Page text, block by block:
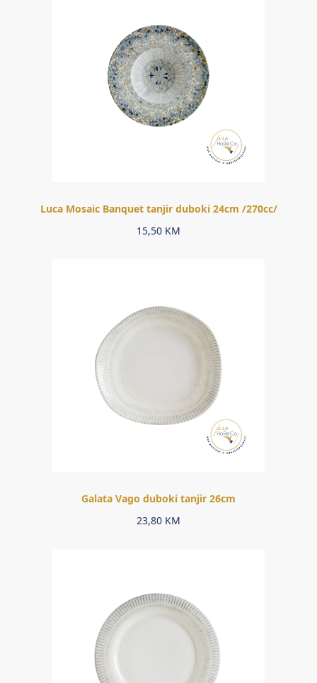
Luca Mosaic Banquet tanjir duboki 24cm /270cc/
15,50 KM
Galata Vago duboki tanjir 26cm
23,80 KM